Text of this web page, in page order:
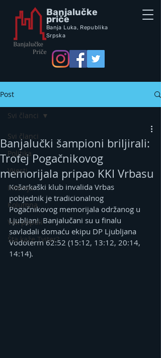
Banjalučke
priče
Banja Luka, Republika
Srpska
Post
Svi članci
Politika
Vijesti
Intervju
Kolumna
Vox populi
Šta kaže Tviter?
Svi članci
Banjalučki šampioni briljirali:
Trofej Pogačnikovog
memorijala pripao KKI Vrbasu
Košarkaški klub invalida Vrbas
pobjednik je tradicionalnog
Pogačnikovog memorijala održanog u
Ljubljani. Banjalučani su u finalu
savladali domaću ekipu DP Ljubljana
Vodoterm 62:52 (15:12, 13:12, 20:14,
14:14).